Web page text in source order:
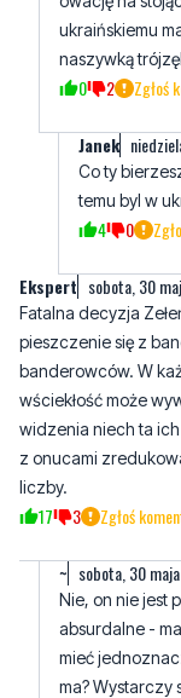
ukraińskiemu
naszywką
0 2 Zgłoś
Janek
Co ty
temu byl w
4 0
Ekspert sobota, 30
Fatalna decyzja
pieszczenie się z
banderowców. W
wściekłość może
widzenia niech ta
z onucami
liczby.
17 3 Zgłoś
~ sobota, 30
Nie, on nie jest
absurdalne -
mieć
ma? Wystarczy